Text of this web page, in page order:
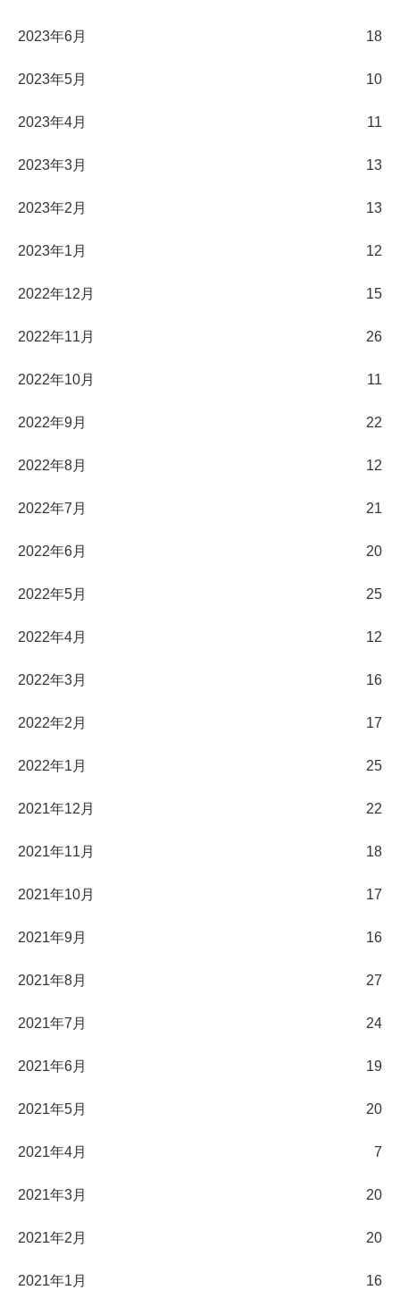
2023年6月 18
2023年5月 10
2023年4月 11
2023年3月 13
2023年2月 13
2023年1月 12
2022年12月 15
2022年11月 26
2022年10月 11
2022年9月 22
2022年8月 12
2022年7月 21
2022年6月 20
2022年5月 25
2022年4月 12
2022年3月 16
2022年2月 17
2022年1月 25
2021年12月 22
2021年11月 18
2021年10月 17
2021年9月 16
2021年8月 27
2021年7月 24
2021年6月 19
2021年5月 20
2021年4月 7
2021年3月 20
2021年2月 20
2021年1月 16